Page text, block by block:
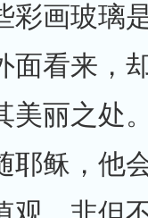
彩画玻璃
面看来，
美丽之处
耶稣，他